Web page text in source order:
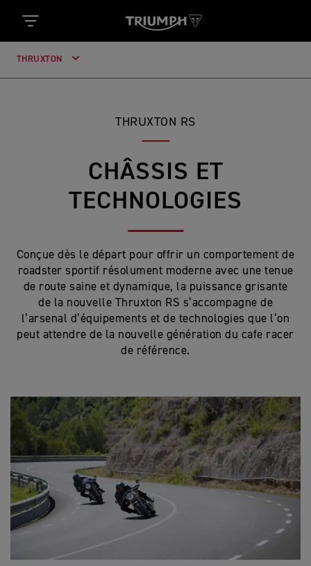
THRUXTON
THRUXTON RS
CHÂSSIS ET
TECHNOLOGIES
Conçue dès le départ pour offrir un comportement de
roadster sportif résolument moderne avec une tenue
de route saine et dynamique, la puissance grisante
de la nouvelle Thruxton RS s’accompagne de
l’arsenal d’équipements et de technologies que l’on
peut attendre de la nouvelle génération du cafe racer
de référence.